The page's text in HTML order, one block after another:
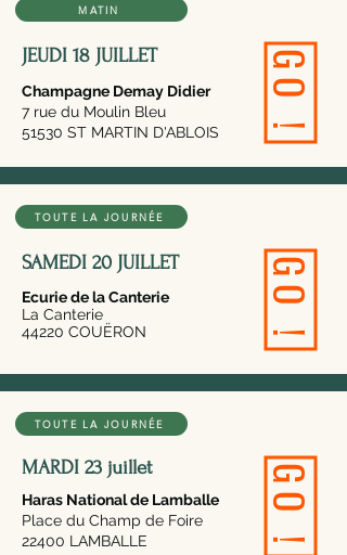
MATIN
JEUDI 18 JUILLET
Champagne Demay Didier
7 rue du Moulin Bleu
51530 ST MARTIN D'ABLOIS
GO !
TOUTE LA JOURNÉE
SAMEDI 20 JUILLET
Ecurie de la Canterie
La Canterie
44220 COUËRON
GO !
TOUTE LA JOURNÉE
MARDI 23 juillet
Haras National de Lamballe
Place du Champ de Foire
22400 LAMBALLE
GO !